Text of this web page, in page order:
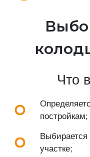
Что
постройкам;
участке;